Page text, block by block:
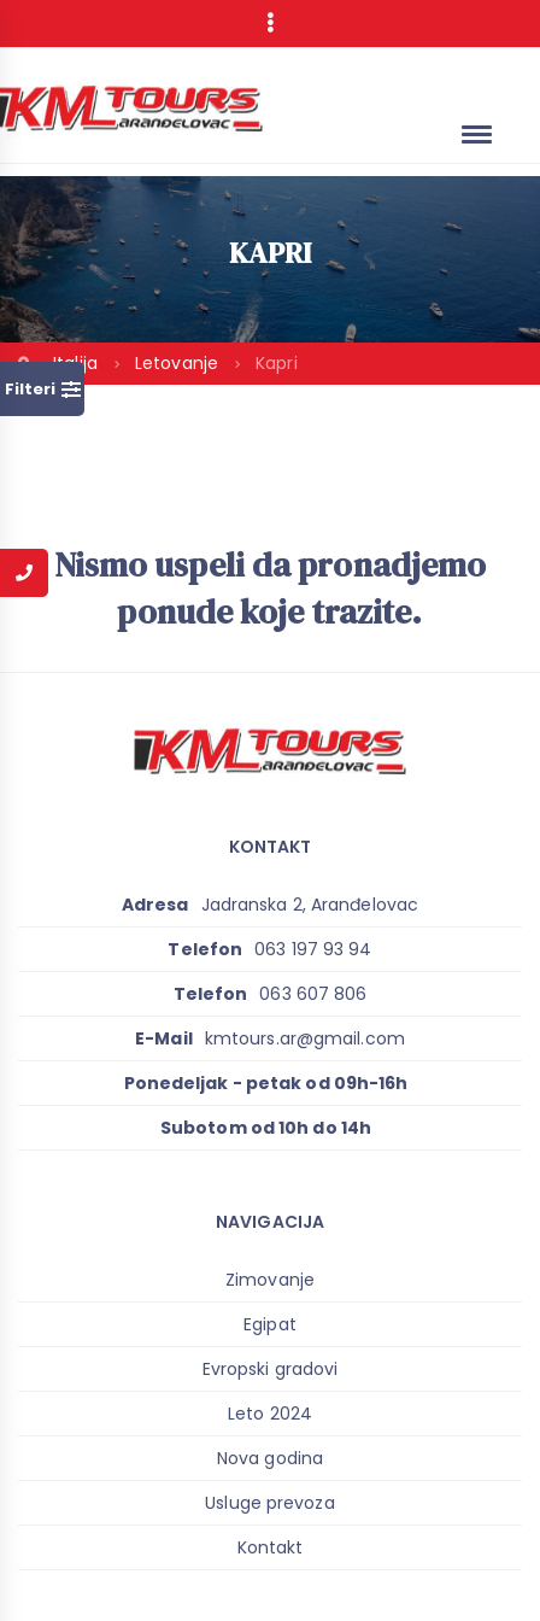
KAPRI
Italija Letovanje Kapri
Filteri
Nismo uspeli da pronadjemo
ponude koje trazite.
KONTAKT
Adresa Jadranska 2, Aranđelovac
Telefon 063 197 93 94
Telefon 063 607 806
E-Mail kmtours.ar@gmail.com
Ponedeljak - petak od 09h-16h
Subotom od 10h do 14h
NAVIGACIJA
Zimovanje
Egipat
Evropski gradovi
Leto 2024
Nova godina
Usluge prevoza
Kontakt